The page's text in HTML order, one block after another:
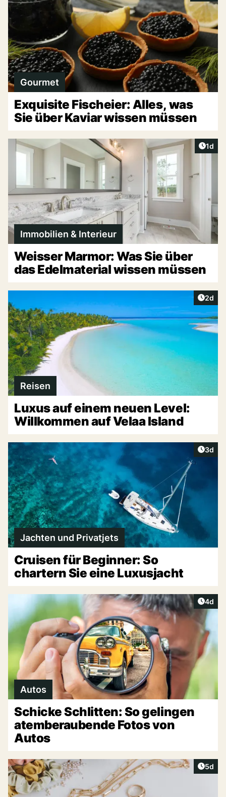
Gourmet
Exquisite Fischeier: Alles, was
Sie über Kaviar wissen müssen
1d
Immobilien & Interieur
Weisser Marmor: Was Sie über
das Edelmaterial wissen müssen
2d
Reisen
Luxus auf einem neuen Level:
Willkommen auf Velaa Island
3d
Jachten und Privatjets
Cruisen für Beginner: So
chartern Sie eine Luxusjacht
4d
Autos
Schicke Schlitten: So gelingen
atemberaubende Fotos von
Autos
5d